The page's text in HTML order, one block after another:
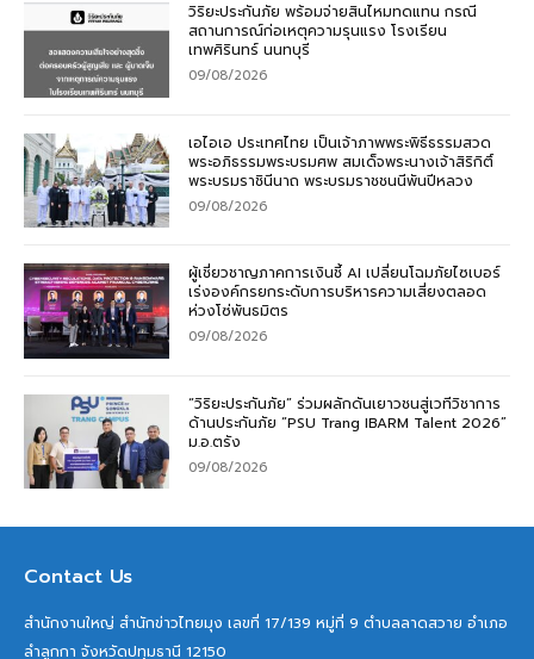
วิริยะประกันภัย พร้อมจ่ายสินไหมทดแทน กรณี
สถานการณ์ก่อเหตุความรุนแรง โรงเรียน
เทพศิรินทร์ นนทบุรี
09/08/2026
เอไอเอ ประเทศไทย เป็นเจ้าภาพพระพิธีธรรมสวด
พระอภิธรรมพระบรมศพ สมเด็จพระนางเจ้าสิริกิติ์
พระบรมราชินีนาถ พระบรมราชชนนีพันปีหลวง
09/08/2026
ผู้เชี่ยวชาญภาคการเงินชี้ AI เปลี่ยนโฉมภัยไซเบอร์
เร่งองค์กรยกระดับการบริหารความเสี่ยงตลอด
ห่วงโซ่พันธมิตร
09/08/2026
“วิริยะประกันภัย” ร่วมผลักดันเยาวชนสู่เวทีวิชาการ
ด้านประกันภัย “PSU Trang IBARM Talent 2026”
ม.อ.ตรัง
09/08/2026
Contact Us
สำนักงานใหญ่ สำนักข่าวไทยมุง เลขที่ 17/139 หมู่ที่ 9 ตำบลลาดสวาย อำเภอ
ลำลูกกา จังหวัดปทุมธานี 12150